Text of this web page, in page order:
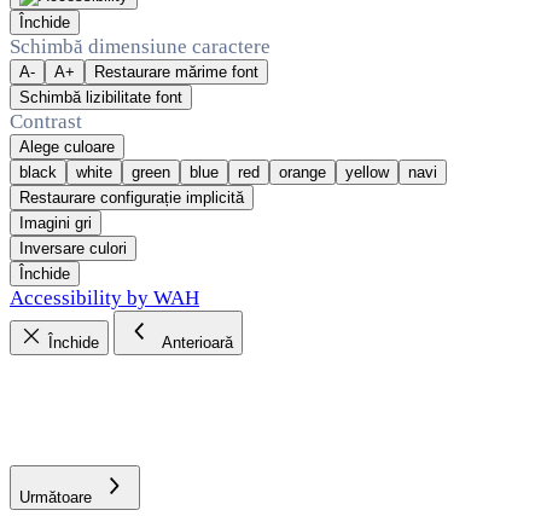
Închide
Schimbă dimensiune caractere
A- A+
Restaurare mărime font
Schimbă lizibilitate font
Contrast
Alege culoare
black
white green blue red orange yellow
navi
Restaurare configurație implicită
Imagini gri
Inversare culori
Închide
Accessibility by WAH
Închide Anterioară
Următoare